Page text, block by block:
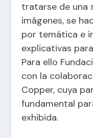
tratarse de una
imágenes, se
por temática e
explicativas
Para ello
con la
Copper, cuya
fundamental
exhibida.